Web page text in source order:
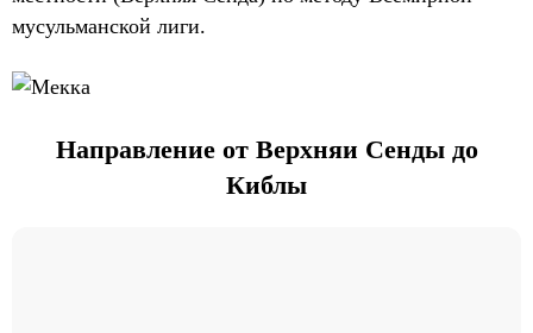
мусульманской лиги.
Направление от Верхняи Сенды до
Киблы